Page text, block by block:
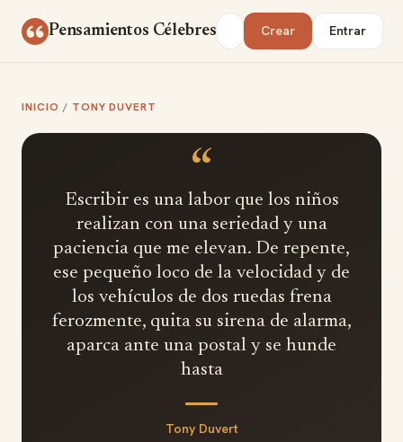
Pensamientos Célebres Buscar Crear Entrar
INICIO / TONY DUVERT
“
Escribir es una labor que los niños
realizan con una seriedad y una
paciencia que me elevan. De repente,
ese pequeño loco de la velocidad y de
los vehículos de dos ruedas frena
ferozmente, quita su sirena de alarma,
aparca ante una postal y se hunde
hasta
Tony Duvert